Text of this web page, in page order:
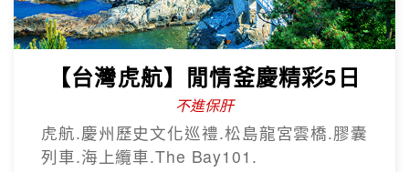
【台灣虎航】閒情釜慶精彩5日
不進保肝
虎航.慶州歷史文化巡禮.松島龍宮雲橋.膠囊
列車.海上纜車.The Bay101.